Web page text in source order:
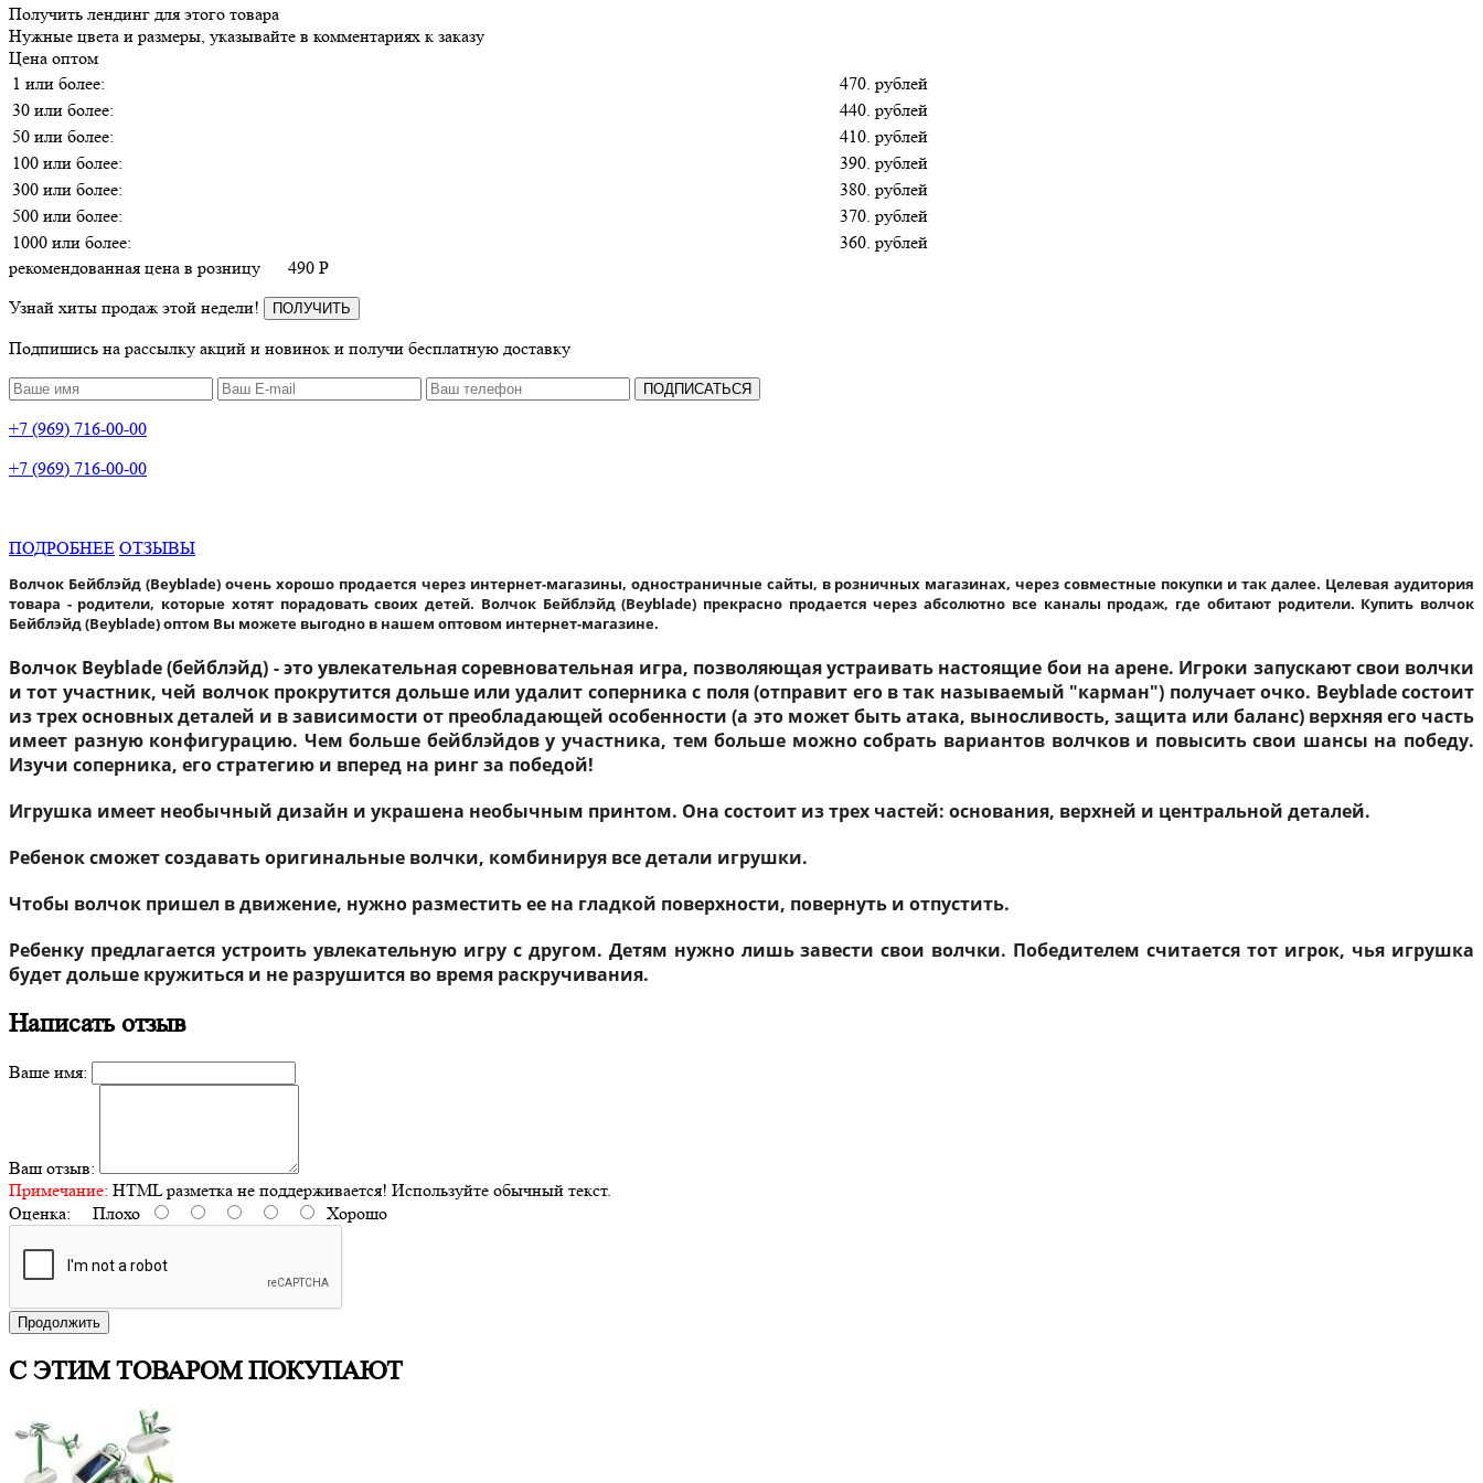
Получить лендинг для этого товара
Нужные цвета и размеры, указывайте в комментариях к заказу
Цена оптом
1 или более:
470. рублей
30 или более:
440. рублей
50 или более:
410. рублей
100 или более:
390. рублей
300 или более:
380. рублей
500 или более:
370. рублей
1000 или более:
360. рублей
рекомендованная цена в розницу
490 P
Узнай хиты продаж этой недели!
ПОЛУЧИТЬ
Подпишись на рассылку акций и новинок и получи бесплатную доставку
ПОДПИСАТЬСЯ
+7 (969) 716-00-00
+7 (969) 716-00-00
ПОДРОБНЕЕ ОТЗЫВЫ
Волчок Бейблэйд (Beyblade) очень хорошо продается через интернет-магазины, одностраничные сайты, в розничных магазинах, через совместные покупки и так далее. Целевая аудитория
товара - родители, которые хотят порадовать своих детей. Волчок Бейблэйд (Beyblade) прекрасно продается через абсолютно все каналы продаж, где обитают родители. Купить волчок
Бейблэйд (Beyblade) оптом Вы можете выгодно в нашем оптовом интернет-магазине.
Волчок Beyblade (бейблэйд) - это увлекательная соревновательная игра, позволяющая устраивать настоящие бои на арене. Игроки запускают свои волчки
и тот участник, чей волчок прокрутится дольше или удалит соперника с поля (отправит его в так называемый "карман") получает очко. Beyblade состоит
из трех основных деталей и в зависимости от преобладающей особенности (а это может быть атака, выносливость, защита или баланс) верхняя его часть
имеет разную конфигурацию. Чем больше бейблэйдов у участника, тем больше можно собрать вариантов волчков и повысить свои шансы на победу.
Изучи соперника, его стратегию и вперед на ринг за победой!
Игрушка имеет необычный дизайн и украшена необычным принтом. Она состоит из трех частей: основания, верхней и центральной деталей.
Ребенок сможет создавать оригинальные волчки, комбинируя все детали игрушки.
Чтобы волчок пришел в движение, нужно разместить ее на гладкой поверхности, повернуть и отпустить.
Ребенку предлагается устроить увлекательную игру с другом. Детям нужно лишь завести свои волчки. Победителем считается тот игрок, чья игрушка
будет дольше кружиться и не разрушится во время раскручивания.
Написать отзыв
Ваше имя:
Ваш отзыв:
Примечание: HTML разметка не поддерживается! Используйте обычный текст.
Оценка: Плохо Хорошо
Продолжить
С ЭТИМ ТОВАРОМ ПОКУПАЮТ